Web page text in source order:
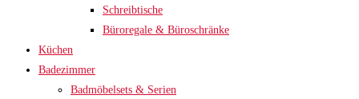
Schreibtische
Büroregale & Büroschränke
Küchen
Badezimmer
Badmöbelsets & Serien